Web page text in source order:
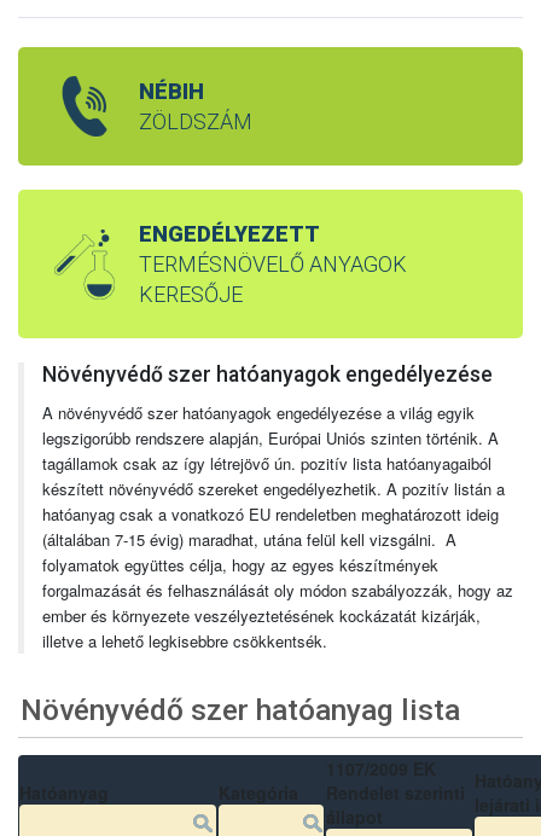
NÉBIH
ZÖLDSZÁM
ENGEDÉLYEZETT
TERMÉSNÖVELŐ ANYAGOK
KERESŐJE
Növényvédő szer hatóanyagok engedélyezése
A növényvédő szer hatóanyagok engedélyezése a világ egyik
legszigorúbb rendszere alapján, Európai Uniós szinten történik. A
tagállamok csak az így létrejövő ún. pozitív lista hatóanyagaiból
készített növényvédő szereket engedélyezhetik. A pozitív listán a
hatóanyag csak a vonatkozó EU rendeletben meghatározott ideig
(általában 7-15 évig) maradhat, utána felül kell vizsgálni. A
folyamatok együttes célja, hogy az egyes készítmények
forgalmazását és felhasználását oly módon szabályozzák, hogy az
ember és környezete veszélyeztetésének kockázatát kizárják,
illetve a lehető legkisebbre csökkentsék.
Növényvédő szer hatóanyag lista